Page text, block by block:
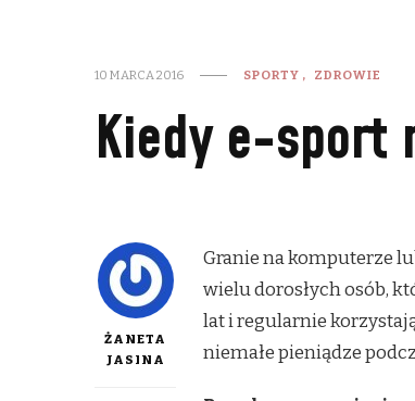
10 MARCA 2016 SPORTY ZDROWIE
Kiedy e-sport
ŻANETA
JASINA
Granie na komputerze
wielu dorosłych osób,
lat i regularnie
niemałe pieniądze